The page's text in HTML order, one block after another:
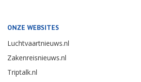
ONZE WEBSITES
Luchtvaartnieuws.nl
Zakenreisnieuws.nl
Triptalk.nl